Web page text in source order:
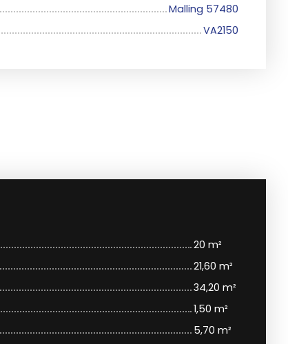
Malling 57480
VA2150
20 m²
21,60 m²
34,20 m²
1,50 m²
5,70 m²